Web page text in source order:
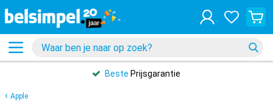
Beste Prijsgarantie
Apple